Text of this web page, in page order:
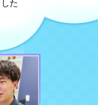
た